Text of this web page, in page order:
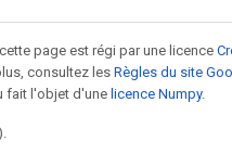
page est régi par une licence
consultez lesRègles du site
fait l'objet d'une licence Numpy.